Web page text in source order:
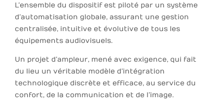
L’ensemble du dispositif est piloté par un système
d’automatisation globale, assurant une gestion
centralisée, intuitive et évolutive de tous les
équipements audiovisuels.
Un projet d’ampleur, mené avec exigence, qui fait
du lieu un véritable modèle d’intégration
technologique discrète et efficace, au service du
confort, de la communication et de l’image.